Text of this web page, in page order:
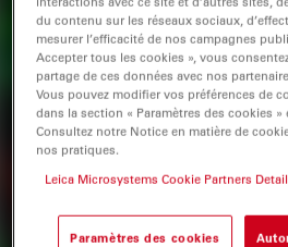
STELLARIS DIVE
Microscope multiphoton
du contenu sur les réseaux sociaux,
mesurer l’efficacité de nos campagnes
Accepter tous les cookies », vous
partage de ces données avec nos
Vous pouvez modifier vos préférences de
dans la section « Paramètres des cookies »
Consultez notre Notice en matière de
nos pratiques.
Leica Microsystems Cookie Partners
Paramètres des cookies